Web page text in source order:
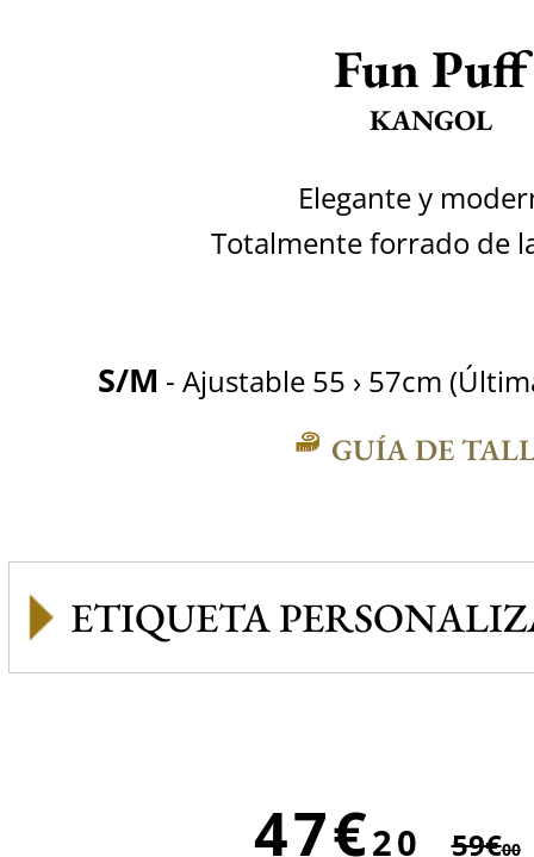
Fun Puff
KANGOL
Elegante y
Totalmente forrado de
S/M - Ajustable 55 › 57cm
GUÍA DE
ETIQUETA
47€20 59€00